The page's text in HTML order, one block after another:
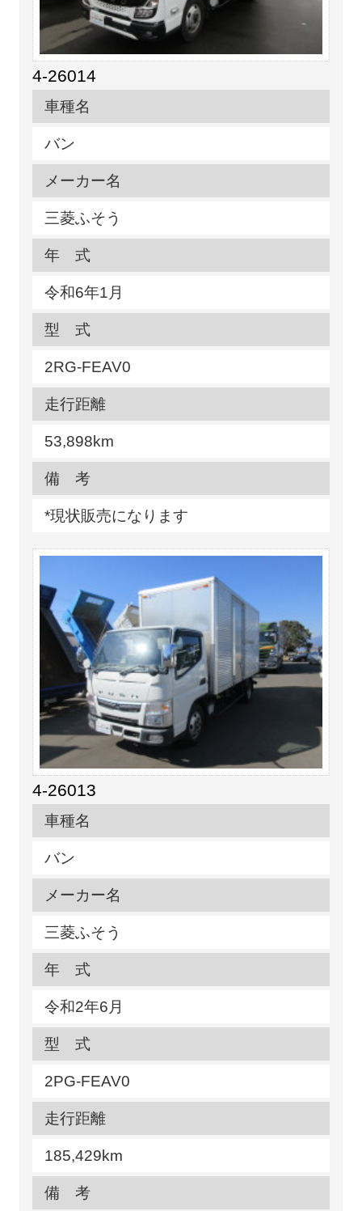
4-26014
車種名
バン
メーカー名
三菱ふそう
年 式
令和6年1月
型 式
2RG-FEAV0
走行距離
53,898km
備 考
*現状販売になります
4-26013
車種名
バン
メーカー名
三菱ふそう
年 式
令和2年6月
型 式
2PG-FEAV0
走行距離
185,429km
備 考